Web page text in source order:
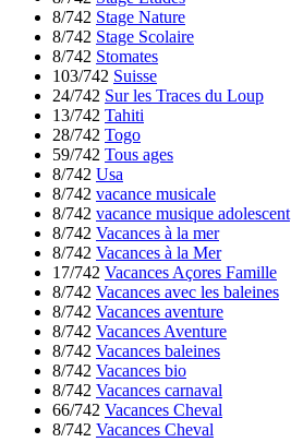
8/742 Stage Nature
8/742 Stage Scolaire
8/742 Stomates
103/742 Suisse
24/742 Sur les Traces du Loup
13/742 Tahiti
28/742 Togo
59/742 Tous ages
8/742 Usa
8/742 vacance musicale
8/742 vacance musique adolescent
8/742 Vacances à la mer
8/742 Vacances à la Mer
17/742 Vacances Açores Famille
8/742 Vacances avec les baleines
8/742 Vacances aventure
8/742 Vacances Aventure
8/742 Vacances baleines
8/742 Vacances bio
8/742 Vacances carnaval
66/742 Vacances Cheval
8/742 Vacances Cheval